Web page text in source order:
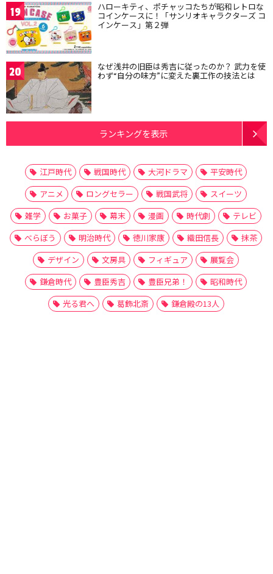
19 ハローキティ、ポチャッコたちが昭和レトロな
コインケースに！「サンリオキャラクターズ コ
インケース」第２弾
20 なぜ浅井の旧臣は秀吉に従ったのか？ 武力を使
わず“自分の味方”に変えた裏工作の技法とは
ランキングを表示
江戸時代 戦国時代 大河ドラマ
平安時代
アニメ
ロングセラー 戦国武将
スイーツ
雑学
お菓子 幕末 漫画 時代劇
テレビ
べらぼう
明治時代 徳川家康 織田信長
抹茶
デザイン
文房具 フィギュア
展覧会
鎌倉時代
豊臣秀吉 豊臣兄弟！
昭和時代
光る君へ
葛飾北斎 鎌倉殿の13人